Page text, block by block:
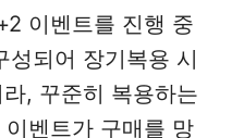
이벤트를 진행 중
성되어 장기복용 시
, 꾸준히 복용하는
벤트가 구매를 망